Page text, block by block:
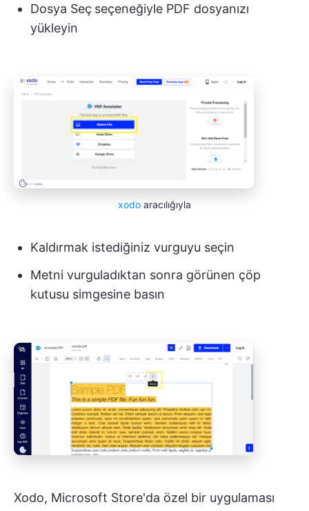
Dosya Seç seçeneğiyle PDF dosyanızı
yükleyin
xodo aracılığıyla
Kaldırmak istediğiniz vurguyu seçin
Metni vurguladıktan sonra görünen çöp
kutusu simgesine basın
Xodo, Microsoft Store'da özel bir uygulaması